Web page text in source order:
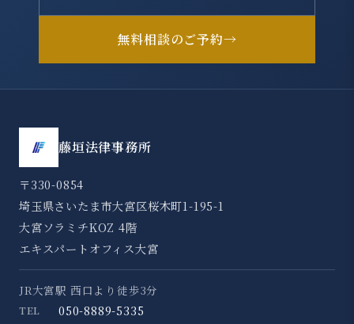
無料相談のご予約→
藤垣法律事務所
〒330-0854
埼玉県さいたま市大宮区桜木町1-195-1
大宮ソラミチKOZ 4階
エキスパートオフィス大宮
JR大宮駅 西口より徒歩3分
TEL 050-8889-5335